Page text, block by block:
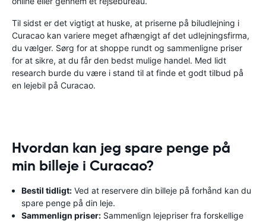
Til sidst er det vigtigt at huske, at priserne på biludlejning i
Curacao kan variere meget afhængigt af det udlejningsfirma,
du vælger. Sørg for at shoppe rundt og sammenligne priser
for at sikre, at du får den bedst mulige handel. Med lidt
research burde du være i stand til at finde et godt tilbud på
en lejebil på Curacao.
Hvordan kan jeg spare penge på
min billeje i Curacao?
Bestil tidligt: Ved at reservere din billeje på forhånd kan du
spare penge på din leje.
Sammenlign priser: Sammenlign lejepriser fra forskellige